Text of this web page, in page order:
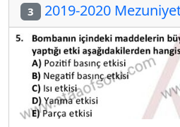
3 2019-2020 Mezuniyet